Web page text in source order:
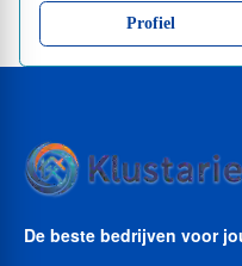
Profiel
De beste bedrijven voor